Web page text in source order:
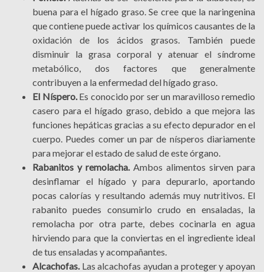
buena para el hígado graso. Se cree que la naringenina
que contiene puede activar los químicos causantes de la
oxidación de los ácidos grasos. También puede
disminuir la grasa corporal y atenuar el síndrome
metabólico, dos factores que generalmente
contribuyen a la enfermedad del hígado graso.
El Níspero.Es conocido por ser un maravilloso remedio
casero para el hígado graso, debido a que mejora las
funciones hepáticas gracias a su efecto depurador en el
cuerpo. Puedes comer un par de nísperos diariamente
para mejorar el estado de salud de este órgano.
Rabanitos y remolacha.Ambos alimentos sirven para
desinflamar el hígado y para depurarlo, aportando
pocas calorías y resultando además muy nutritivos. El
rabanito puedes consumirlo crudo en ensaladas, la
remolacha por otra parte, debes cocinarla en agua
hirviendo para que la conviertas en el ingrediente ideal
de tus ensaladas y acompañantes.
Alcachofas.Las alcachofas ayudan a proteger y apoyan